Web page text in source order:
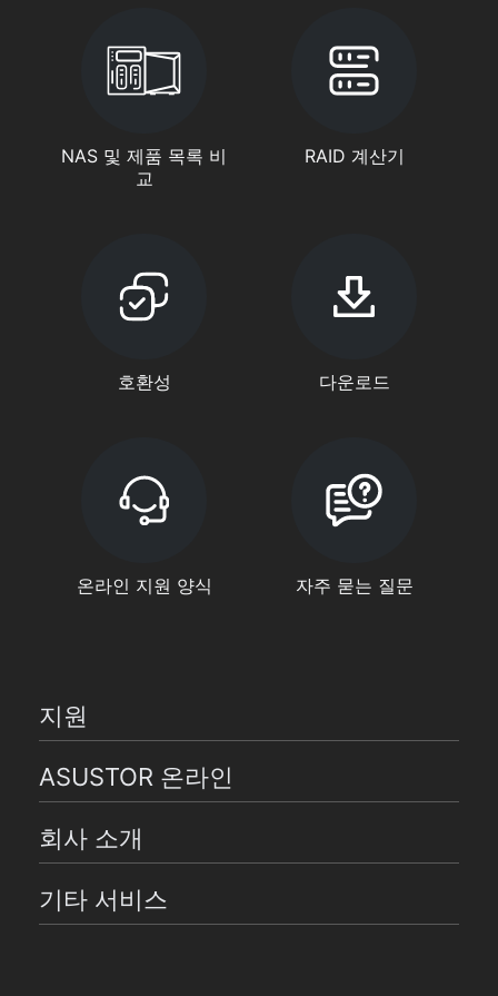
NAS 및 제품 목록 비
교
RAID 계산기
호환성 다운로드
온라인 지원 양식 자주 묻는 질문
지원
ASUSTOR 온라인
회사 소개
기타 서비스